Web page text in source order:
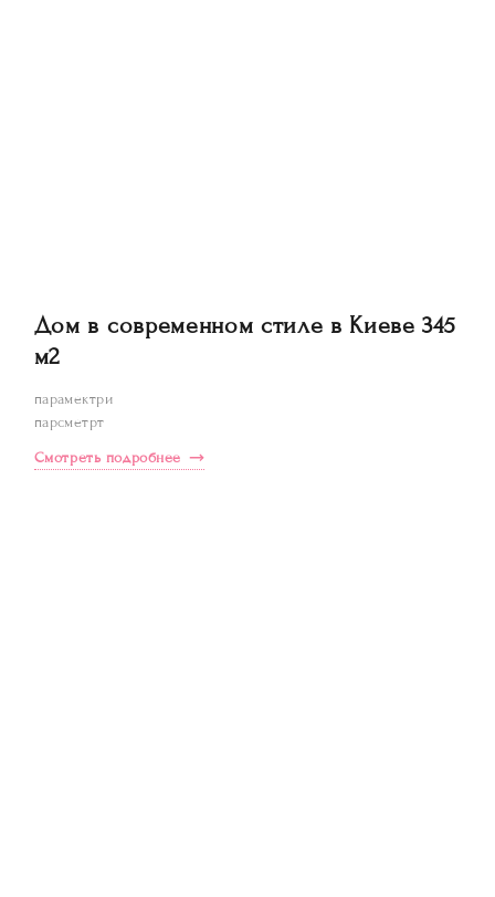
Дом в современном стиле в Киеве 345
м2
парамектри
парсметрт
Смотреть подробнее